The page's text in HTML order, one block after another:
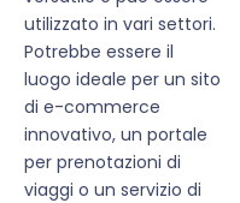
utilizzato in vari settori.
Potrebbe essere il
luogo ideale per un sito
di e-commerce
innovativo, un portale
per prenotazioni di
viaggi o un servizio di